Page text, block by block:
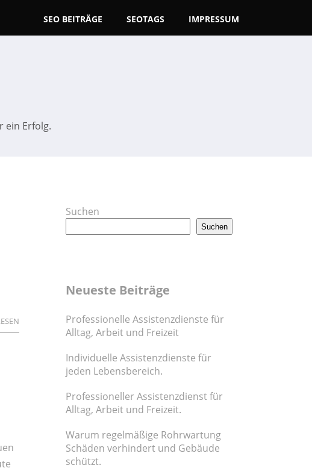
SEO BEITRÄGE SEOTAGS IMPRESSUM
ein Erfolg.
Suchen
Suchen
Neueste Beiträge
Professionelle Assistenzdienste für
Alltag, Arbeit und Freizeit
Individuelle Assistenzdienste für
jeden Lebensbereich.
Professioneller Assistenzdienst für
Alltag, Arbeit und Freizeit.
Warum regelmäßige Rohrwartung
Schäden verhindert und Gebäude
schützt.